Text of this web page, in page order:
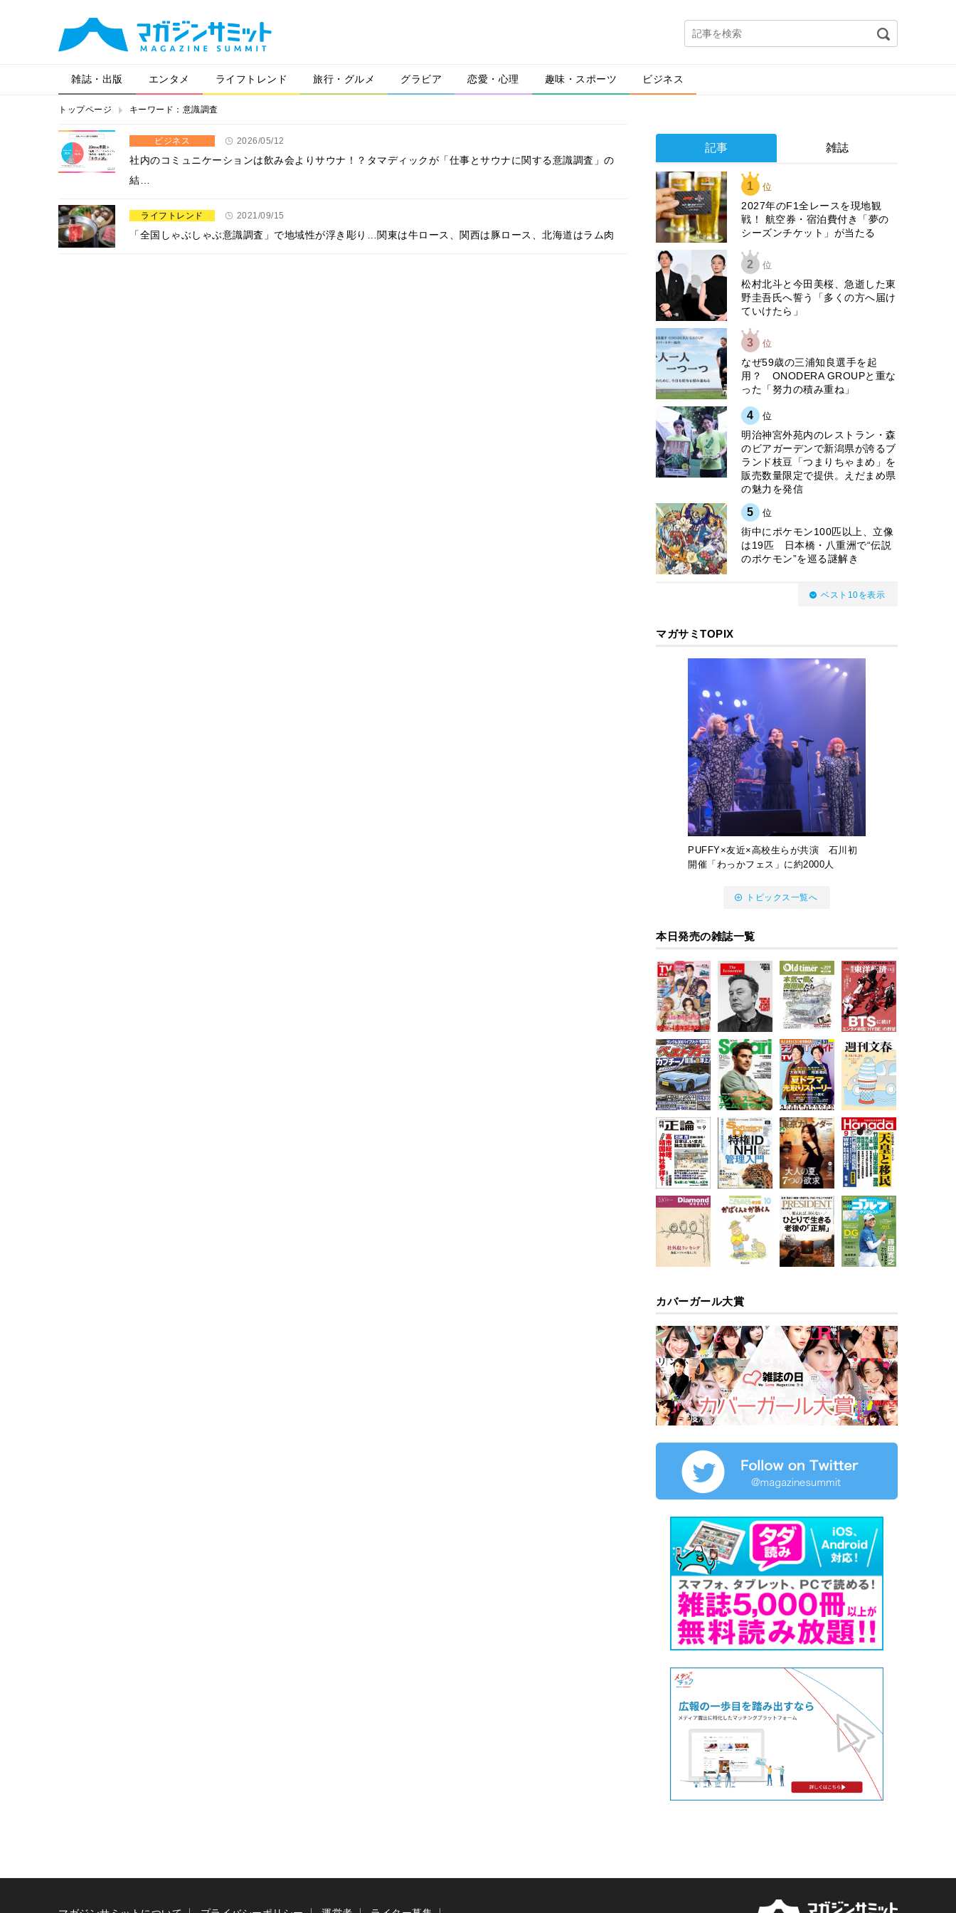
雑誌・出版 エンタメ ライフトレンド 旅行・グルメ グラビア 恋愛・心理 趣味・スポーツ ビジネス
トップページ キーワード：意識調査
ビジネス 2026/05/12
社内のコミュニケーションは飲み会よりサウナ！？タマディックが「仕事とサウナに関する意識調査」の
結…
ライフトレンド 2021/09/15
「全国しゃぶしゃぶ意識調査」で地域性が浮き彫り…関東は牛ロース、関西は豚ロース、北海道はラム肉
記事 雑誌
1 位
2027年のF1全レースを現地観
戦！ 航空券・宿泊費付き「夢の
シーズンチケット」が当たる
2 位
松村北斗と今田美桜、急逝した東
野圭吾氏へ誓う「多くの方へ届け
ていけたら」
3 位
なぜ59歳の三浦知良選手を起
用？ ONODERA GROUPと重な
った「努力の積み重ね」
4 位
明治神宮外苑内のレストラン・森
のビアガーデンで新潟県が誇るブ
ランド枝豆「つまりちゃまめ」を
販売数量限定で提供。えだまめ県
の魅力を発信
5 位
街中にポケモン100匹以上、立像
は19匹 日本橋・八重洲で“伝説
のポケモン”を巡る謎解き
ベスト10を表示
マガサミTOPIX
PUFFY×友近×高校生らが共演 石川初
開催「わっかフェス」に約2000人
トピックス一覧へ
本日発売の雑誌一覧
カバーガール大賞